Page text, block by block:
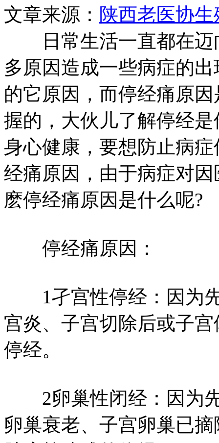
文章来源： 陕西老医协
日常生活一直都在迈
多原因造成一些病症的
的它原因，而停经痛原
握的，大伙儿了解停经
身心健康，要想防止病
经痛原因，由于病症对
麽停经痛原因是什么呢?
停经痛原因：
1孑宫性停经：因为先
宫炎、子宫切除后或子
停经。
2卵巢性闭经：因为先
卵巢衰老、子宫卵巢已